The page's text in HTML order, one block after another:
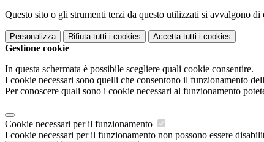
Questo sito o gli strumenti terzi da questo utilizzati si avvalgono
Personalizza Rifiuta tutti i cookies Accetta tutti i cookies
Gestione cookie
In questa schermata è possibile scegliere quali cookie consentire.
I cookie necessari sono quelli che consentono il funzionamento
Per conoscere quali sono i cookie necessari al funzionamento
Cookie necessari per il funzionamento
I cookie necessari per il funzionamento non possono essere